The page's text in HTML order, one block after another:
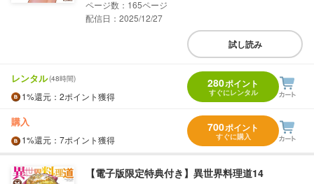
165
配信日：2025/12/27
試し読み
レンタル(48時間)
1%還元 ：2ポイント獲得
280ポイント
すぐにレンタル
購入
1%還元 ：7ポイント獲得
700ポイント
すぐに購入
【電子版限定特典付き】異世界料理道14